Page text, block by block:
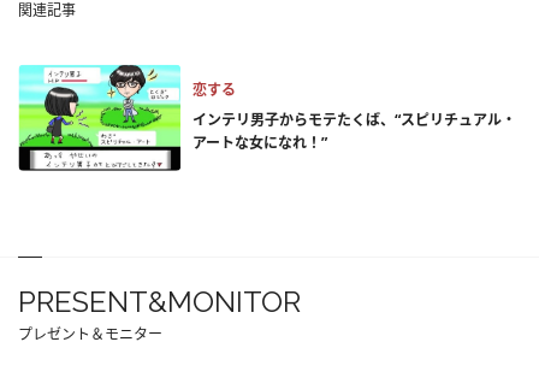
関連記事
恋する
インテリ男子からモテたくば、“スピリチュアル・
アートな女になれ！”
PRESENT&MONITOR
プレゼント＆モニター